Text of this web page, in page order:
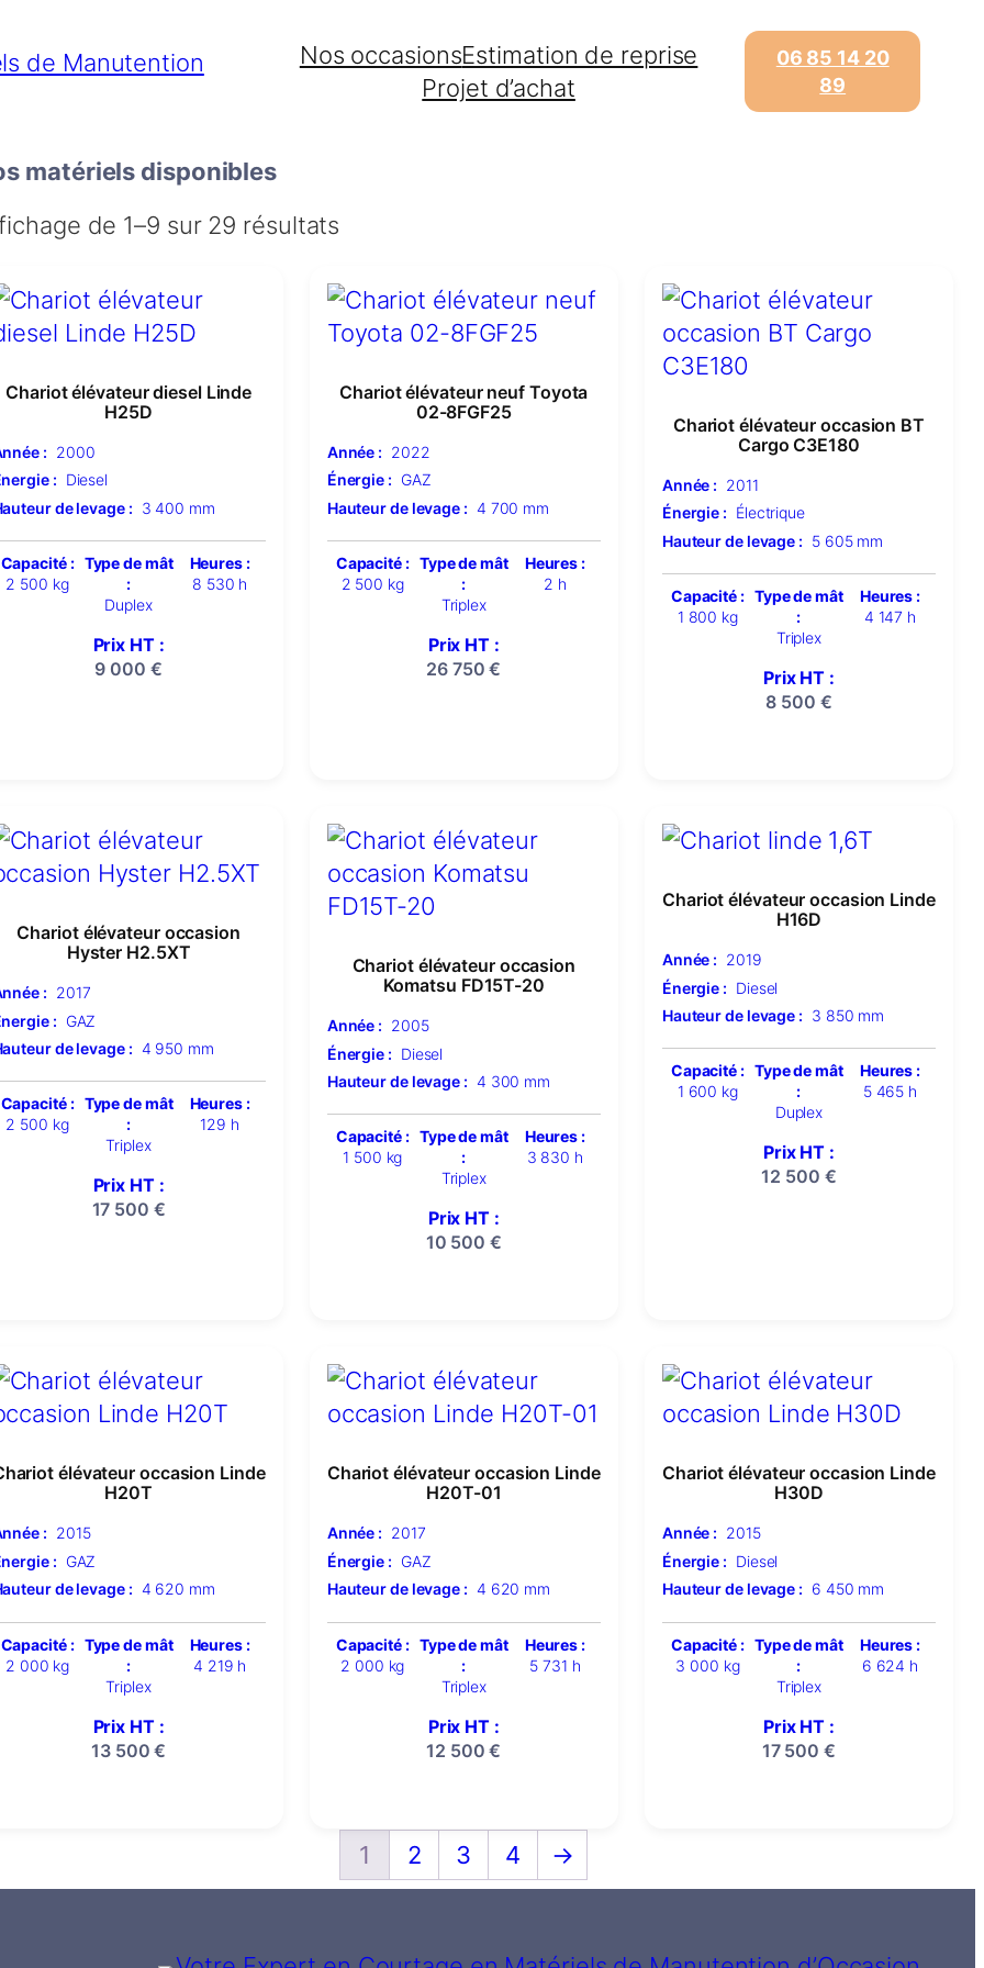
Nos occasionsEstimation de reprise
Projet d’achat
06 85 14 20
89
matériels disponibles
de 1–9 sur 29 résultats
Chariot élévateur diesel Linde
H25D
: 2000
: Diesel
de levage : 3 400 mm
Capacité :
2 500 kg
Type de mât
:
Duplex
Heures :
8 530 h
Prix HT :
9 000 €
Chariot élévateur neuf Toyota
02-8FGF25
Année : 2022
Énergie : GAZ
Hauteur de levage : 4 700 mm
Capacité :
2 500 kg
Type de mât
:
Triplex
Heures :
2 h
Prix HT :
26 750€
Chariot élévateur occasion BT
Cargo C3E180
Année : 2011
Énergie : Électrique
Hauteur de levage : 5 605 mm
Capacité :
1 800 kg
Type de mât
:
Triplex
Heures :
4 147 h
Prix HT :
8 500 €
Chariot élévateur occasion
Hyster H2.5XT
: 2017
: GAZ
de levage : 4 950 mm
Capacité :
2 500 kg
Type de mât
:
Triplex
Heures :
129 h
Prix HT :
17 500 €
Chariot élévateur occasion
Komatsu FD15T-20
Année : 2005
Énergie : Diesel
Hauteur de levage : 4 300 mm
Capacité :
1 500 kg
Type de mât
:
Triplex
Heures :
3 830 h
Prix HT :
10 500 €
Chariot élévateur occasion Linde
H16D
Année : 2019
Énergie : Diesel
Hauteur de levage : 3 850 mm
Capacité :
1 600 kg
Type de mât
:
Duplex
Heures :
5 465 h
Prix HT :
12 500 €
élévateur occasion Linde
H20T
: 2015
: GAZ
de levage : 4 620 mm
Capacité :
2 000 kg
Type de mât
:
Triplex
Heures :
4 219 h
Prix HT :
13 500€
Chariot élévateur occasion Linde
H20T-01
Année : 2017
Énergie : GAZ
Hauteur de levage : 4 620 mm
Capacité :
2 000 kg
Type de mât
:
Triplex
Heures :
5 731 h
Prix HT :
12 500€
Chariot élévateur occasion Linde
H30D
Année : 2015
Énergie : Diesel
Hauteur de levage : 6 450 mm
Capacité :
3 000 kg
Type de mât
:
Triplex
Heures :
6 624 h
Prix HT :
17 500€
1 2 3 4 →